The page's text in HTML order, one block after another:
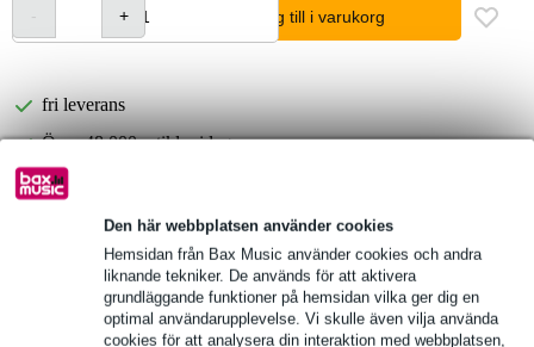
Den här webbplatsen använder cookies
Hemsidan från Bax Music använder cookies och andra
liknande tekniker. De används för att aktivera
grundläggande funktioner på hemsidan vilka ger dig en
optimal användarupplevelse. Vi skulle även vilja använda
cookies för att analysera din interaktion med webbplatsen,
lägg till i varukorg
fri leverans
Över 48 000 artiklar i lager
1 250 ledande varumärken
Produktinformation
lämplig för: SOMA Ornament-8